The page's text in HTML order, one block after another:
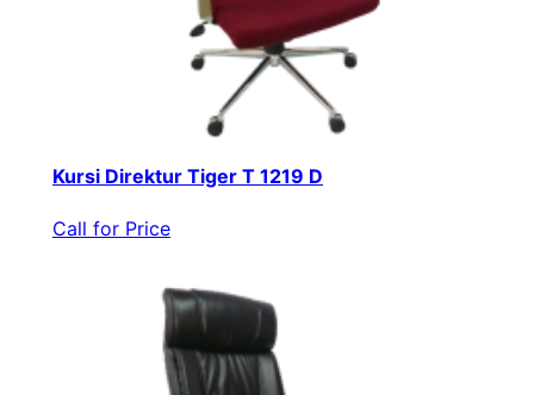
Kursi Direktur Tiger T 1219 D
Call for Price